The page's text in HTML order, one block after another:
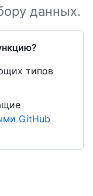
данных.
типов
GitHub